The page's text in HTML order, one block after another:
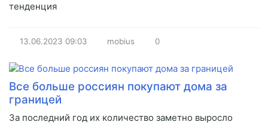
тенденция
13.06.2023 09:03 mobius 0
Все больше россиян покупают дома за
границей
За последний год их количество заметно выросло